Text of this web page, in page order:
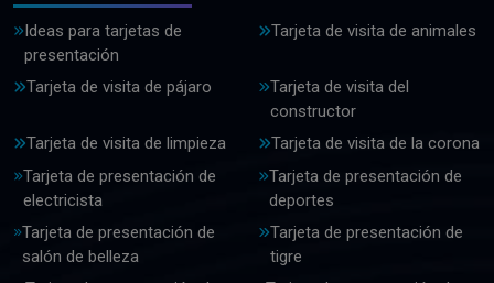
Ideas para tarjetas de
presentación
Tarjeta de visita de animales
Tarjeta de visita de pájaro
Tarjeta de visita del
constructor
Tarjeta de visita de limpieza
Tarjeta de visita de la corona
Tarjeta de presentación de
electricista
Tarjeta de presentación de
deportes
Tarjeta de presentación de
salón de belleza
Tarjeta de presentación de
tigre